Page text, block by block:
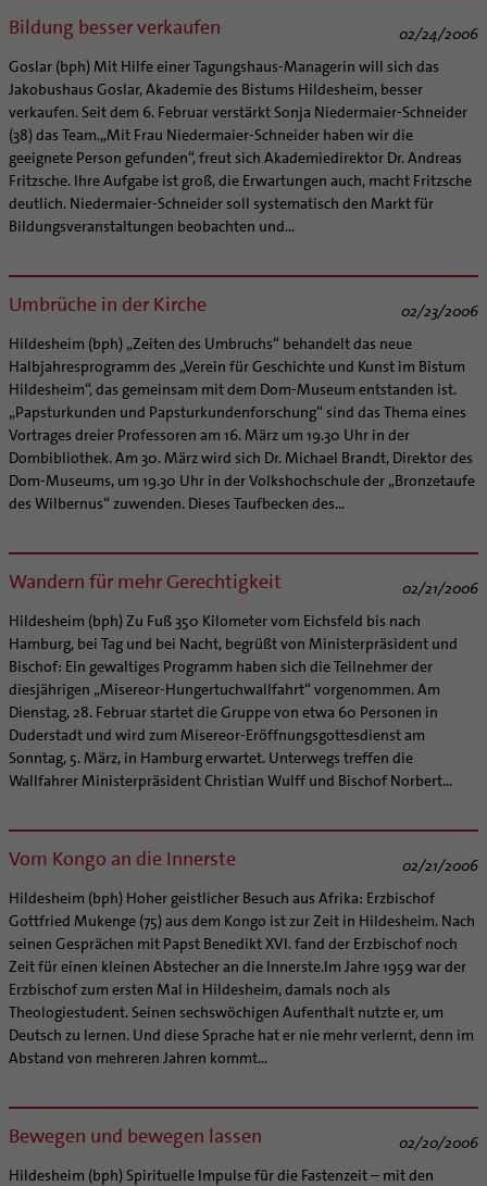
Katholisch heiraten
Wissenswertes zur Hochzeit
Ideen für die Hochzeitsfeier
Trausprüche aus der Bibel
Hochzeits-Symbole
Lebensende
Wo ist der richtige Platz zum Sterben?
Hospiz-Seelsorge
Exerzitien
Kontemplation
Auszeit
Geistliche Begleitung
Lebens- und Glaubensorte
Spirituelle Teambegleitung
Seelsorgefelder
Frauen
Männer
Queersensible Seelsorge
City- und Passanten
Arbeitnehmer
Menschen mit Behinderung
Hospiz
Internet- und Telefon
Krankenhaus
Künstler
Glaubenswege
Ehe - Familie - Geschlechtergerechtigkeit
Notfall
Schule
Gefängnisseelsorge
Segensorte
Begleitung und Vernetzung
Team
Newsletter
Weitere Infos
Berufe in der Kirche
Raum für Vielfalt
Diakone
Gemeindereferent:in
Pastoralreferent:in
Kirchenmusiker:in
Religionslehrer:in
Freiwilligendienst
Soziale Berufe in der Caritas
Orden | Gemeinschaften
Frauenorden
Männerorden
Ritterorden
Bischöfliche Stiftung Gemeinsam für das Leben
Hochschulpastoral
Religionsunterricht
Service
Stellenanzeigen
Projekte
Bestände
Buchreihen
Gemeindeservice
Digitaler Lesesaal
Verein für Geschichte und Kunst im Bistum Hildesheim
Dombibliothek Hildesheim
Katholische Akademie des Bistums Hildesheim
Stärkung der Demokratie | Einsatz gegen Diskriminierung
LÜCHTENHOF
Familienbildungsstätten
Katholische Erwachsenenbildung
Forschungsinstitut für Philosophie Hannover
Weltkirche
Projektförderung
Internationale Freiwilligendienste
Aus dem Bistum in die Welt
Infobrief Weltkirche
missio-Regionalstelle
Bolivienkommission
Café Bolivia
Beratung Direktpartnerschaften
Finanzielle Förderung der Bolivienpartnerschaft
Ökologische Fonds
Politische Lobbyarbeit
Bolivienpartnerschaft Bistum Trier
Bolivientag 2026
Internationale Freiwilligendienste
Aktuelles
Rückkehrenden-Engagement (ehemalige Freiwillige)
Outgoing
Incoming
Taizé-Fahrt Herbst 2026
Katholische Büros
Schöpfungsgerecht 2035
Wir machen Kirche - schöpfungsgerecht
Biologische Vielfalt
Engagiert in der Gesellschaft
Fördermittel finden
Ökotheologie
Schöpfungsspiritualität
Umweltbildung
Zukunftsräume
Aktuelles
Veranstaltungen
Angebote
Abenteuer Glaube
Unterstützung für Pfarreien und Einrichtungen
Prävention
Fortbildungen
Stellenangebote
Liturgie und Kirchenmusik
Lokale Kirchenentwicklung
Internationale Freiwilligendienste
Netzwerk ChancenGleich
Büchereien
Medienstelle
Newsletter
Personalentwicklung
Unterstützungsangebot für Seelsorgende
Supervision
Aufbrüche in der Kirche
Ehrenamtliche
KirchenZeitung online
Verwaltungsbeauftragte / Verwaltungsleitungen in
Pfarrgemeinden
Materialien
Aktuelles
Altersvorsorge und Ruhestand
Arbeitshilfen
Bistumsatlas
Beruf und Familie
Mitarbeitervertretung
Institutionelles Schutzkonzept
Kirchlicher Anzeiger
Kirchliches Arbeitsrecht
Schematismus
Bildung besser verkaufen
02/24/2006
Goslar (bph) Mit Hilfe einer Tagungshaus-Managerin will sich das
Jakobushaus Goslar, Akademie des Bistums Hildesheim, besser
verkaufen. Seit dem 6. Februar verstärkt Sonja Niedermaier-Schneider
(38) das Team.„Mit Frau Niedermaier-Schneider haben wir die
geeignete Person gefunden“, freut sich Akademiedirektor Dr. Andreas
Fritzsche. Ihre Aufgabe ist groß, die Erwartungen auch, macht Fritzsche
deutlich. Niedermaier-Schneider soll systematisch den Markt für
Bildungsveranstaltungen beobachten und...
Umbrüche in der Kirche
02/23/2006
Hildesheim (bph) „Zeiten des Umbruchs“ behandelt das neue
Halbjahresprogramm des „Verein für Geschichte und Kunst im Bistum
Hildesheim“, das gemeinsam mit dem Dom-Museum entstanden ist.
„Papsturkunden und Papsturkundenforschung“ sind das Thema eines
Vortrages dreier Professoren am 16. März um 19.30 Uhr in der
Dombibliothek. Am 30. März wird sich Dr. Michael Brandt, Direktor des
Dom-Museums, um 19.30 Uhr in der Volkshochschule der „Bronzetaufe
des Wilbernus“ zuwenden. Dieses Taufbecken des...
Wandern für mehr Gerechtigkeit
02/21/2006
Hildesheim (bph) Zu Fuß 350 Kilometer vom Eichsfeld bis nach
Hamburg, bei Tag und bei Nacht, begrüßt von Ministerpräsident und
Bischof: Ein gewaltiges Programm haben sich die Teilnehmer der
diesjährigen „Misereor-Hungertuchwallfahrt“ vorgenommen. Am
Dienstag, 28. Februar startet die Gruppe von etwa 60 Personen in
Duderstadt und wird zum Misereor-Eröffnungsgottesdienst am
Sonntag, 5. März, in Hamburg erwartet. Unterwegs treffen die
Wallfahrer Ministerpräsident Christian Wulff und Bischof Norbert...
Vom Kongo an die Innerste
02/21/2006
Hildesheim (bph) Hoher geistlicher Besuch aus Afrika: Erzbischof
Gottfried Mukenge (75) aus dem Kongo ist zur Zeit in Hildesheim. Nach
seinen Gesprächen mit Papst Benedikt XVI. fand der Erzbischof noch
Zeit für einen kleinen Abstecher an die Innerste.Im Jahre 1959 war der
Erzbischof zum ersten Mal in Hildesheim, damals noch als
Theologiestudent. Seinen sechswöchigen Aufenthalt nutzte er, um
Deutsch zu lernen. Und diese Sprache hat er nie mehr verlernt, denn im
Abstand von mehreren Jahren kommt...
Bewegen und bewegen lassen
02/20/2006
Hildesheim (bph) Spirituelle Impulse für die Fastenzeit – mit den